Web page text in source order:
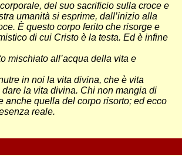
del suo sacrificio sulla croce e
umanità si esprime, dall’inizio alla
È questo corpo ferito che risorge e
di cui Cristo è la testa. Ed è infine
mischiato all’acqua della vita e
in noi la vita divina, che è vita
dare la vita divina. Chi non mangia di
anche quella del corpo risorto; ed ecco
reale.